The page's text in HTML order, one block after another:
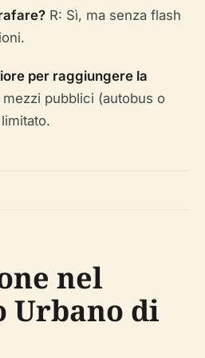
R: Sì, ma senza flash
per raggiungere la
mezzi pubblici (autobus o
nel
Urbano di